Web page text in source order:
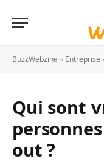
BuzzWebzine » Entreprise
Qui sont
out ?